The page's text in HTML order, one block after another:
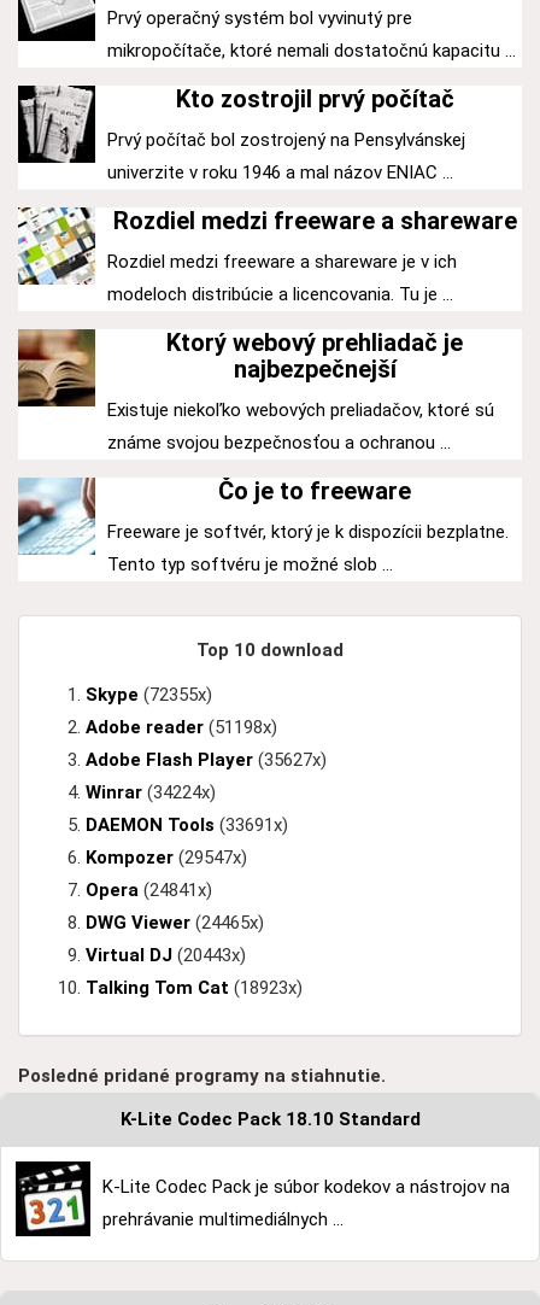
Prvý operačný systém bol vyvinutý pre
mikropočítače, ktoré nemali dostatočnú kapacitu ...
Kto zostrojil prvý počítač
Prvý počítač bol zostrojený na Pensylvánskej
univerzite v roku 1946 a mal názov ENIAC ...
Rozdiel medzi freeware a shareware
Rozdiel medzi freeware a shareware je v ich
modeloch distribúcie a licencovania. Tu je ...
Ktorý webový prehliadač je
najbezpečnejší
Existuje niekoľko webových preliadačov, ktoré sú
známe svojou bezpečnosťou a ochranou ...
Čo je to freeware
Freeware je softvér, ktorý je k dispozícii bezplatne.
Tento typ softvéru je možné slob ...
Top 10 download
Skype (72355x)
Adobe reader (51198x)
Adobe Flash Player (35627x)
Winrar (34224x)
DAEMON Tools (33691x)
Kompozer (29547x)
Opera (24841x)
DWG Viewer (24465x)
Virtual DJ (20443x)
Talking Tom Cat (18923x)
Posledné pridané programy na stiahnutie.
K-Lite Codec Pack 18.10 Standard
K-Lite Codec Pack je súbor kodekov a nástrojov na
prehrávanie multimediálnych ...